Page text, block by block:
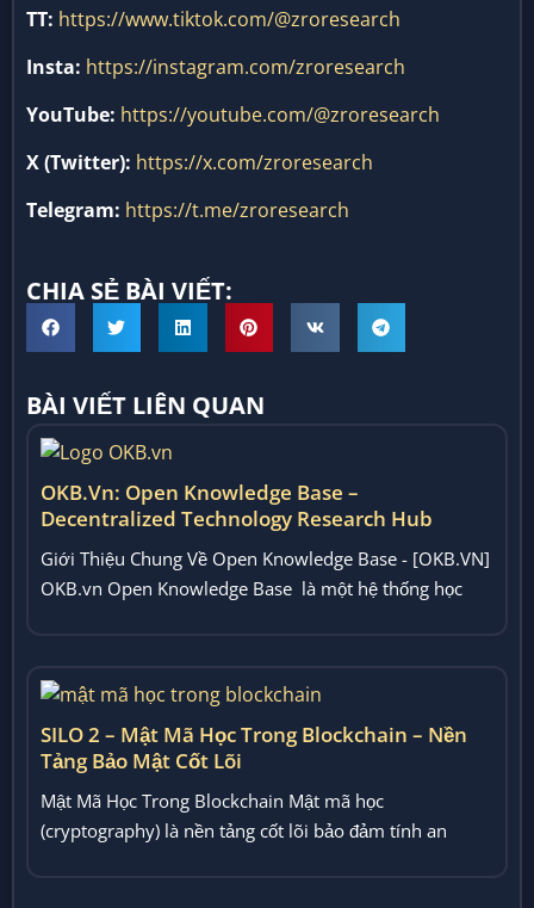
TT: https://www.tiktok.com/@zroresearch
Insta: https://instagram.com/zroresearch
YouTube: https://youtube.com/@zroresearch
X (Twitter): https://x.com/zroresearch
Telegram: https://t.me/zroresearch
CHIA SẺ BÀI VIẾT:
BÀI VIẾT LIÊN QUAN
OKB.vn: Open Knowledge Base –
Decentralized Technology Research Hub
Giới Thiệu Chung Về Open Knowledge Base - [OKB.VN]
OKB.vn Open Knowledge Base là một hệ thống học
SILO 2 – Mật Mã Học Trong Blockchain – Nền
Tảng Bảo Mật Cốt Lõi
Mật Mã Học Trong Blockchain Mật mã học
(cryptography) là nền tảng cốt lõi bảo đảm tính an